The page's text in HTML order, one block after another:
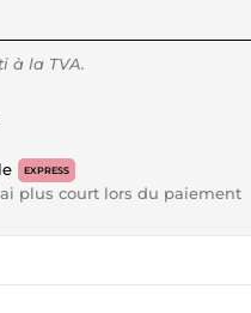
à la TVA.
EXPRESS
plus court lors du paiement